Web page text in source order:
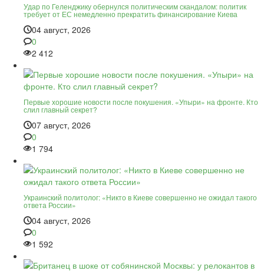
Удар по Геленджику обернулся политическим скандалом: политик
требует от ЕС немедленно прекратить финансирование Киева
04 август, 2026
0
2 412
Первые хорошие новости после покушения. «Упыри» на фронте. Кто
слил главный секрет?
07 август, 2026
0
1 794
Украинский политолог: «Никто в Киеве совершенно не ожидал такого
ответа России»
04 август, 2026
0
1 592